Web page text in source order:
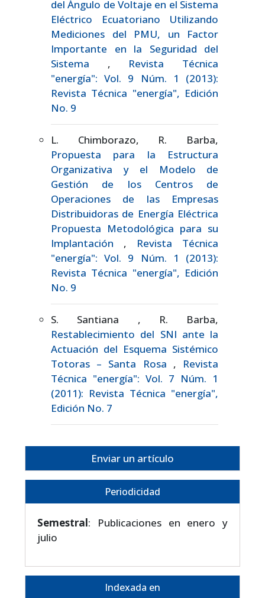
del Ángulo de Voltaje en el Sistema
Eléctrico Ecuatoriano Utilizando
Mediciones del PMU, un Factor
Importante en la Seguridad del
Sistema , Revista Técnica
"energía": Vol. 9 Núm. 1 (2013):
Revista Técnica "energía", Edición
No. 9
L. Chimborazo, R. Barba,
Propuesta para la Estructura
Organizativa y el Modelo de
Gestión de los Centros de
Operaciones de las Empresas
Distribuidoras de Energía Eléctrica
Propuesta Metodológica para su
Implantación , Revista Técnica
"energía": Vol. 9 Núm. 1 (2013):
Revista Técnica "energía", Edición
No. 9
S. Santiana , R. Barba,
Restablecimiento del SNI ante la
Actuación del Esquema Sistémico
Totoras – Santa Rosa , Revista
Técnica "energía": Vol. 7 Núm. 1
(2011): Revista Técnica "energía",
Edición No. 7
Enviar un artículo
Periodicidad
Semestral: Publicaciones en enero y
julio
Indexada en